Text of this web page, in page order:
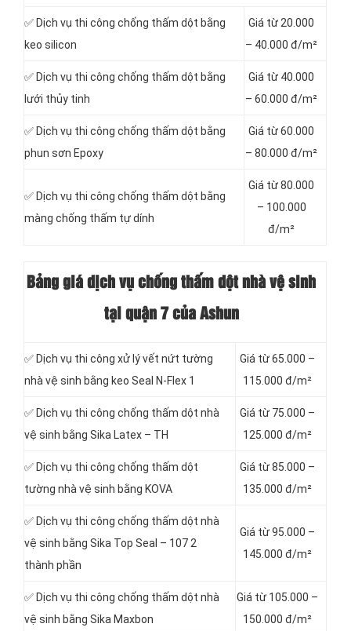
✅ Dịch vụ thi công chống thấm dột bằng
keo silicon
Giá từ 20.000
– 40.000 đ/m²
✅ Dịch vụ thi công chống thấm dột bằng
lưới thủy tinh
Giá từ 40.000
– 60.000 đ/m²
✅ Dịch vụ thi công chống thấm dột bằng
phun sơn Epoxy
Giá từ 60.000
– 80.000 đ/m²
✅ Dịch vụ thi công chống thấm dột bằng
màng chống thấm tự dính
Giá từ 80.000
– 100.000
đ/m²
Bảng giá dịch vụ chống thấm dột nhà vệ sinh
tại quận 7 của Ashun
✅ Dịch vụ thi công xử lý vết nứt tường
nhà vệ sinh bằng keo Seal N-Flex 1
Giá từ 65.000 –
115.000 đ/m²
✅ Dịch vụ thi công chống thấm dột nhà
vệ sinh bằng Sika Latex – TH
Giá từ 75.000 –
125.000 đ/m²
✅ Dịch vụ thi công chống thấm dột
tường nhà vệ sinh bằng KOVA
Giá từ 85.000 –
135.000 đ/m²
✅ Dịch vụ thi công chống thấm dột nhà
vệ sinh bằng Sika Top Seal – 107 2
thành phần
Giá từ 95.000 –
145.000 đ/m²
✅ Dịch vụ thi công chống thấm dột nhà
vệ sinh bằng Sika Maxbon
Giá từ 105.000 –
150.000 đ/m²